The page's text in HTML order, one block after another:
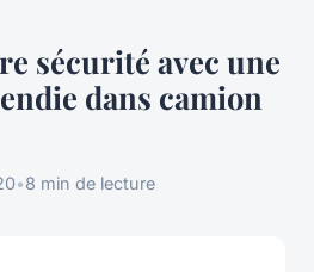
sécurité avec une
dans camion
•8 min de lecture